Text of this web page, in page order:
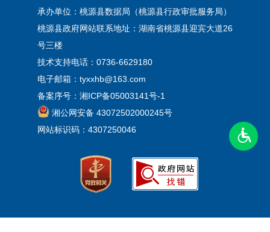
承办单位：桃源县数据局（桃源县行政审批服务局）
桃源县政府网站联系地址：湖南省桃源县迎宾大道26
号三楼
技术支持电话：0736-6629180
电子邮箱：tyxxhb@163.com
备案序号： 湘ICP备05003141号-1
湘公网安备 43072502000245号
网站标识码：4307250046